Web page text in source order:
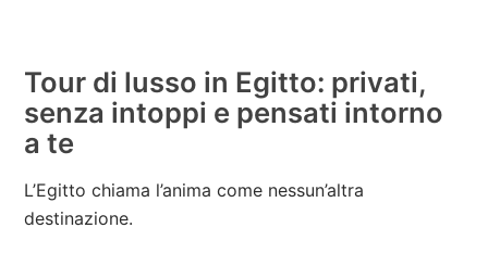
Tour di lusso in Egitto: privati,
senza intoppi e pensati intorno
a te
L’Egitto chiama l’anima come nessun’altra
destinazione.